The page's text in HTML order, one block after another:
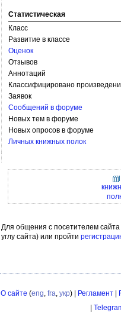
Статистическая
Класс
Развитие в классе
Оценок
Отзывов
Аннотаций
Классифицировано
Заявок
Сообщений в форуме
Новых тем в форуме
Новых опросов в форуме
Личных книжных полок
Для общения с посетителем
углу сайта) или пройти
О сайте (eng, fra, укр) | Регламент|